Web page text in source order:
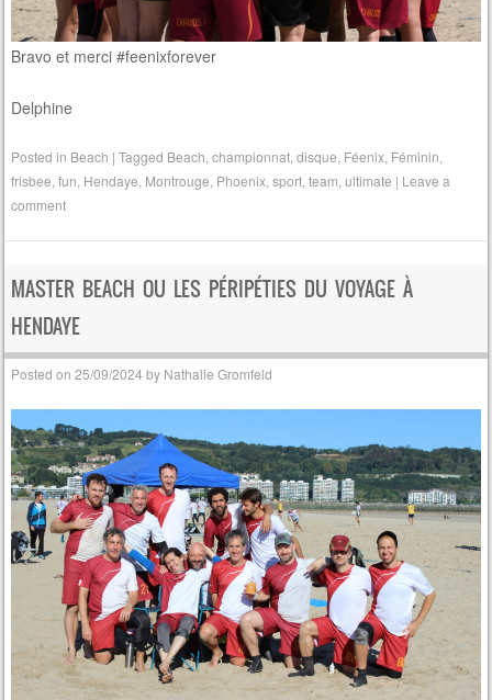
Bravo et merci #feenixforever
Delphine
Posted in Beach |Tagged Beach ,championnat ,disque Féenix Féminin
frisbee ,fun Hendaye Montrouge Phoenix ,sport ,team ,ultimate | Leave a
comment
MASTER BEACH OU LES PÉRIPÉTIES DU VOYAGE À
HENDAYE
Posted on25/09/2024 by Nathalie Gromfeld